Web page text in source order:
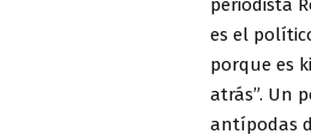
periodista
es el
porque es
atrás”. Un
antípodas